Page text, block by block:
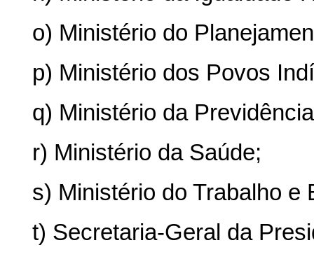
o) Ministério do
p) Ministério dos Povos
q) Ministério da
r) Ministério da Saúde;
s) Ministério do Trabalho e
t) Secretaria-Geral da